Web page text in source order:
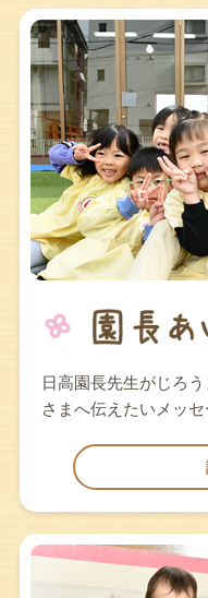
日高園長先生がじろ
さまへ伝えたいメッセ